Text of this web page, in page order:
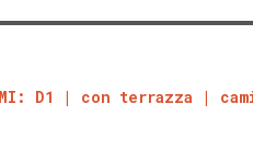
D1 con terrazza